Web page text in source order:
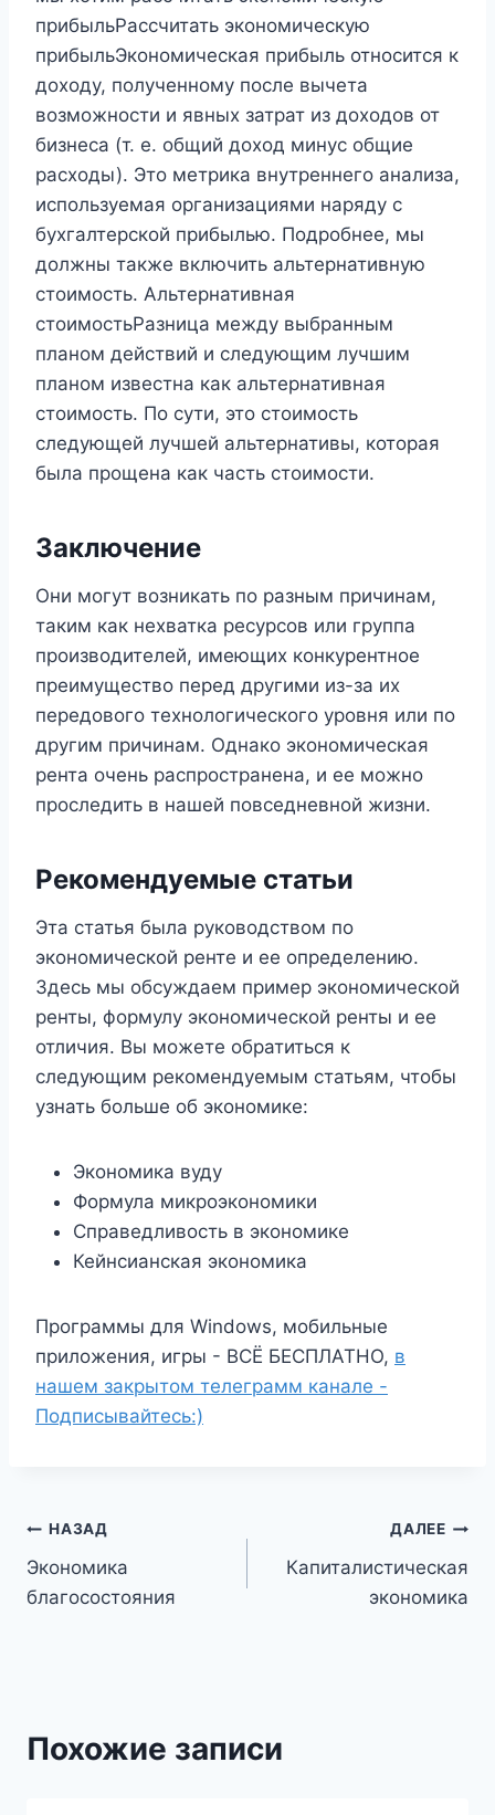
прибыльРассчитать экономическую
прибыльЭкономическая прибыль относится к
доходу, полученному после вычета
возможности и явных затрат из доходов от
бизнеса (т. е. общий доход минус общие
расходы). Это метрика внутреннего анализа,
используемая организациями наряду с
бухгалтерской прибылью. Подробнее, мы
должны также включить альтернативную
стоимость. Альтернативная
стоимостьРазница между выбранным
планом действий и следующим лучшим
планом известна как альтернативная
стоимость. По сути, это стоимость
следующей лучшей альтернативы, которая
была прощена как часть стоимости.
Заключение
Они могут возникать по разным причинам,
таким как нехватка ресурсов или группа
производителей, имеющих конкурентное
преимущество перед другими из-за их
передового технологического уровня или по
другим причинам. Однако экономическая
рента очень распространена, и ее можно
проследить в нашей повседневной жизни.
Рекомендуемые статьи
Эта статья была руководством по
экономической ренте и ее определению.
Здесь мы обсуждаем пример экономической
ренты, формулу экономической ренты и ее
отличия. Вы можете обратиться к
следующим рекомендуемым статьям, чтобы
узнать больше об экономике:
Экономика вуду
Формула микроэкономики
Справедливость в экономике
Кейнсианская экономика
Программы для Windows, мобильные
приложения, игры - ВСЁ БЕСПЛАТНО, в
нашем закрытом телеграмм канале -
Подписывайтесь:)
Навигация
по
НАЗАД
Экономика
благосостояния
ДАЛЕЕ
Капиталистическая
экономика
Похожие записи